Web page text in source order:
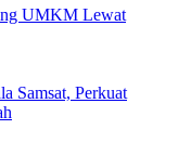
UMKM Lewat
Samsat, Perkuat